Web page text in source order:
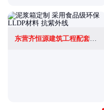
东营齐恒源建筑工程配套有限公司